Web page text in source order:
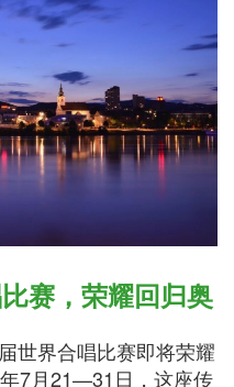
赛，荣耀回归奥
世界合唱比赛即将荣耀
7月21—31日，这座传